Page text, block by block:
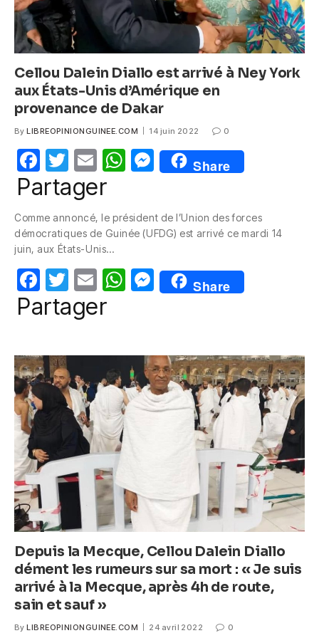
Cellou Dalein Diallo est arrivé à Ney York
aux États-Unis d’Amérique en
provenance de Dakar
By LIBREOPINIONGUINEE.COM 14 juin 2022 0
F
a
e
b
o
o
k
T
w
itt
er
E
m
W
s
p
p
M
e
e
g
er
Share
Partager
Comme annoncé, le président de l’Union des forces
démocratiques de Guinée (UFDG) est arrivé ce mardi 14
juin, aux États-Unis…
F
a
e
b
o
o
T
w
itt
er
E
m
W
s
A
p
p
M
e
e
n
g
er
Share
Partager
Depuis la Mecque, Cellou Dalein Diallo
dément les rumeurs sur sa mort : « Je suis
arrivé à la Mecque, après 4h de route,
sain et sauf »
By LIBREOPINIONGUINEE.COM 24 avril 2022 0